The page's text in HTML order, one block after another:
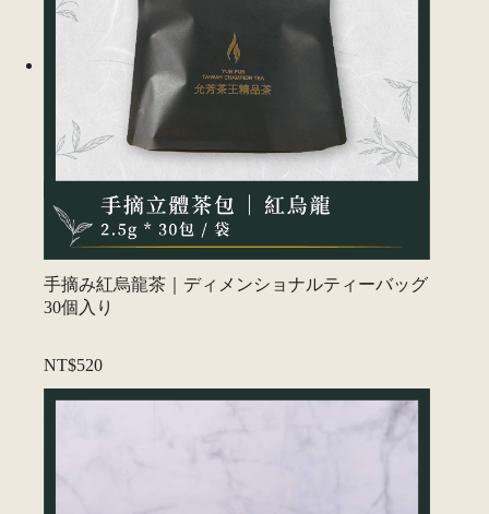
手摘み紅烏龍茶｜ディメンショナルティーバッグ
30個入り
NT$520